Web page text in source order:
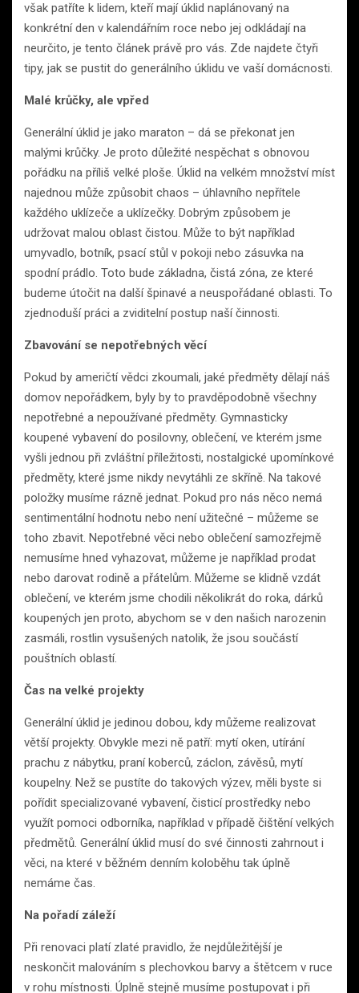
však patříte k lidem, kteří mají úklid naplánovaný na
konkrétní den v kalendářním roce nebo jej odkládají na
neurčito, je tento článek právě pro vás. Zde najdete čtyři
tipy, jak se pustit do generálního úklidu ve vaší domácnosti.
Malé krůčky, ale vpřed
Generální úklid je jako maraton – dá se překonat jen
malými krůčky. Je proto důležité nespěchat s obnovou
pořádku na příliš velké ploše. Úklid na velkém množství míst
najednou může způsobit chaos – úhlavního nepřítele
každého uklízeče a uklízečky. Dobrým způsobem je
udržovat malou oblast čistou. Může to být například
umyvadlo, botník, psací stůl v pokoji nebo zásuvka na
spodní prádlo. Toto bude základna, čistá zóna, ze které
budeme útočit na další špinavé a neuspořádané oblasti. To
zjednoduší práci a zviditelní postup naší činnosti.
Zbavování se nepotřebných věcí
Pokud by američtí vědci zkoumali, jaké předměty dělají náš
domov nepořádkem, byly by to pravděpodobně všechny
nepotřebné a nepoužívané předměty. Gymnasticky
koupené vybavení do posilovny, oblečení, ve kterém jsme
vyšli jednou při zvláštní příležitosti, nostalgické upomínkové
předměty, které jsme nikdy nevytáhli ze skříně. Na takové
položky musíme rázně jednat. Pokud pro nás něco nemá
sentimentální hodnotu nebo není užitečné – můžeme se
toho zbavit. Nepotřebné věci nebo oblečení samozřejmě
nemusíme hned vyhazovat, můžeme je například prodat
nebo darovat rodině a přátelům. Můžeme se klidně vzdát
oblečení, ve kterém jsme chodili několikrát do roka, dárků
koupených jen proto, abychom se v den našich narozenin
zasmáli, rostlin vysušených natolik, že jsou součástí
pouštních oblastí.
Čas na velké projekty
Generální úklid je jedinou dobou, kdy můžeme realizovat
větší projekty. Obvykle mezi ně patří: mytí oken, utírání
prachu z nábytku, praní koberců, záclon, závěsů, mytí
koupelny. Než se pustíte do takových výzev, měli byste si
pořídit specializované vybavení, čisticí prostředky nebo
využít pomoci odborníka, například v případě čištění velkých
předmětů. Generální úklid musí do své činnosti zahrnout i
věci, na které v běžném denním koloběhu tak úplně
nemáme čas.
Na pořadí záleží
Při renovaci platí zlaté pravidlo, že nejdůležitější je
neskončit malováním s plechovkou barvy a štětcem v ruce
v rohu místnosti. Úplně stejně musíme postupovat i při